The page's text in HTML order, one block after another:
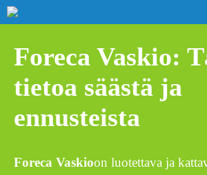
Foreca Vaskio:
tietoa säästä ja
ennusteista
Foreca Vaskioon luotettava ja